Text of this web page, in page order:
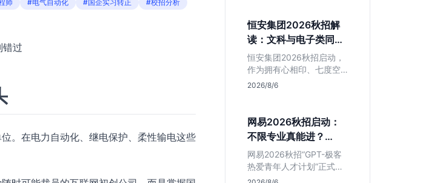
师 #电气自动化 #国企实习转正 #校招分析
过
。在电力自动化、继电保护、柔性输电这些
想接触项目全流程的应届
生，追求大厂光环者慎
投。
恒安集团2026秋招解
读：文科与电子类同学
的稳妥选择？
恒安集团2026秋招启动，
作为拥有心相印、七度空
间等国民品牌的快消巨
生项目，明确文商科主攻
品牌营销、理工科侧重技
术支持的岗位逻辑，客观
分析传统制造业薪资平稳
但平台扎实的特点，助应
届生快速判断投递价值。
2026/8/6
网易2026秋招启动：
不限专业真能进？
GPT-极客计划解读
网易2026秋招“GPT-极客
热爱青年人才计划”正式开
启，主打不限专业与学